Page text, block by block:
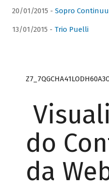
20/01/2015 - Sopro
13/01/2015 - Trio Puelli
do
da